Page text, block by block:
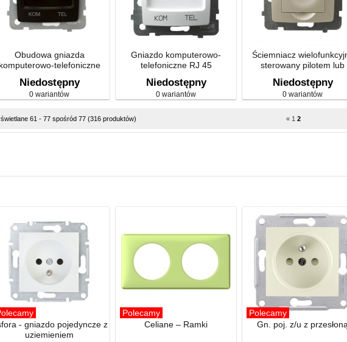
Obudowa gniazda
komputerowo-telefoniczne
Niedostępny
0 wariantów
Gniazdo komputerowo-
telefoniczne RJ 45
Niedostępny
0 wariantów
Ściemniacz
sterowany pilotem lub
Niedostępny
0 wariantów
61 - 77 spośród 77 (316 produktów) « 1 2
- gniazdo pojedyncze z
uziemieniem
Polecamy
Celiane – Ramki
Polecamy
Gn. poj. z/u z przesłoną